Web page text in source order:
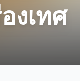
งเทศ